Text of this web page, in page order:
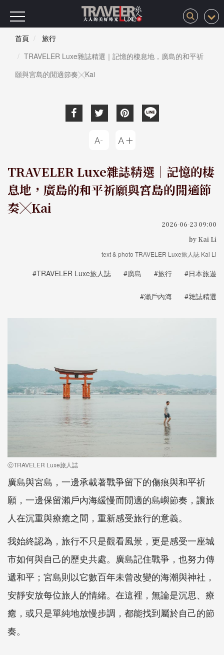
首頁
旅行
TRAVELER Luxe雜誌精選｜記憶的棲息地，廣島的和平祈
願與宮島的閒適節奏╳Kai
TRAVELER Luxe雜誌精選｜記憶的棲
息地，廣島的和平祈願與宮島的閒適節
奏╳Kai
2026-06-23 09:00
by Kai Li
text & photo TRAVELER Luxe旅人誌 Kai Li
#TRAVELER Luxe旅人誌 #廣島 #旅行 #日本旅遊
#瀨戶內海 #雜誌精選
ⓒTRAVELER Luxe旅人誌
廣島與宮島，一邊承載著戰爭留下的傷痕與和平祈
願，一邊保留瀨戶內海緩慢而閒適的島嶼節奏，讓旅
人在沉重與療癒之間，重新感受旅行的意義。
我始終認為，旅行不只是觀看風景，更是感受一座城
市如何與自己的歷史共處。廣島記住戰爭，也努力傳
遞和平；宮島則以它數百年未曾改變的海潮與神社，
安靜安放每位旅人的情緒。在這裡，無論是沉思、療
癒，或只是單純地放慢步調，都能找到屬於自己的節
奏。